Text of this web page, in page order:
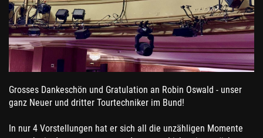
Grosses Dankeschön und Gratulation an Robin Oswald - unser
ganz Neuer und dritter Tourtechniker im Bund!
In nur 4 Vorstellungen hat er sich all die unzähligen Momente